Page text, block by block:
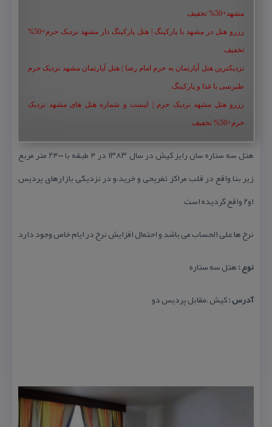
مشهد+50% تخفیف
رزرو هتل در مشهد با پارکینگ | هتل پارکینگ دار مشهد نزدیک حرم+50%
تخفیف
نزدیکترین هتل آپارتمان به حرم امام رضا | هتل آپارتمان مشهد نزدیک حرم
طبرسی با غذا و پارکینگ
رزرو هتل مشهد نزدیک حرم | لیست و شماره هتل های مشهد نزدیک
حرم+50% تخفیف
هتل سه ستاره سان رایز كیش در سال ۱۳۸۳ در ۴ طبقه با ۲۴۰۰ متر مربع
زیر بنا واقع در قلب مراكز تفریحی و خرید،و در نزدیكی بازارهای پردیس
۱و۲ واقع گردیده است
نرخ ها علی الحساب می باشد و احتمال افزایش نرخ در ایام خاص وجود دارد
نوع :هتل سه ستاره
آدرس :كیش ،مقابل پردیس دو